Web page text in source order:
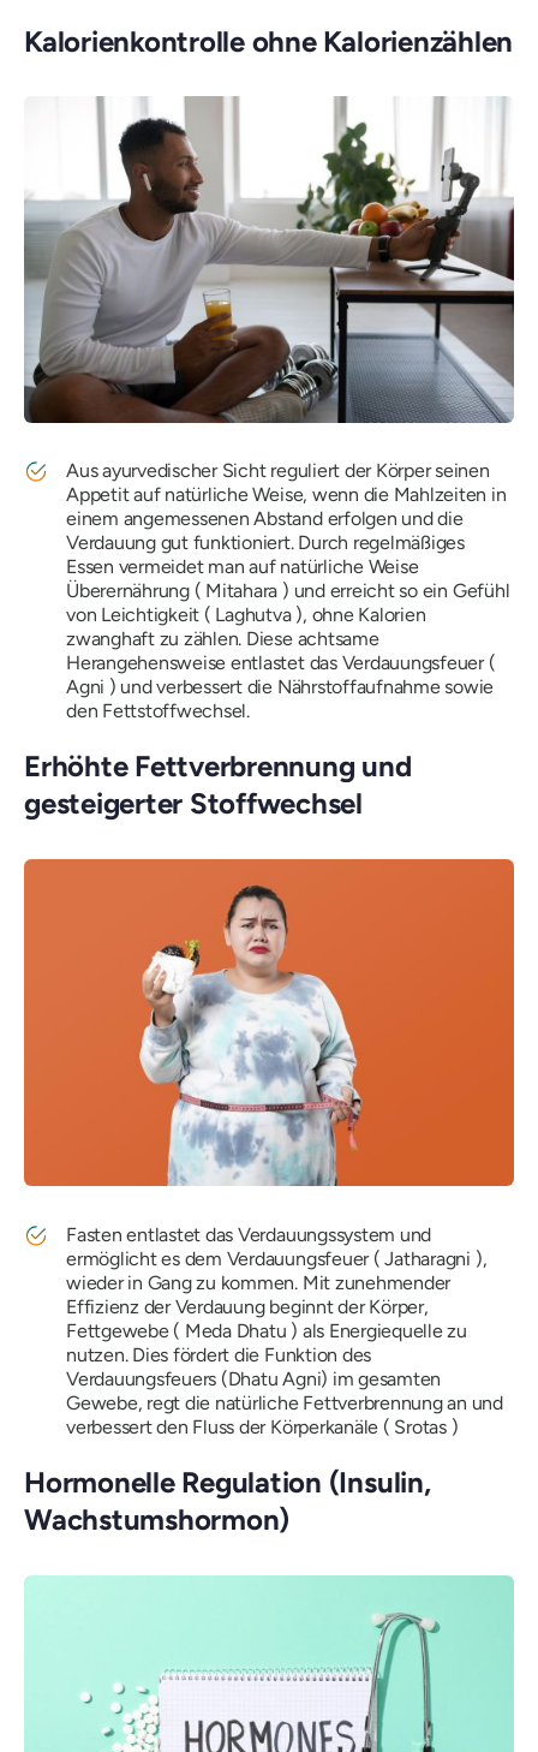
Kalorienkontrolle ohne Kalorienzählen
Aus ayurvedischer Sicht reguliert der Körper seinen
Appetit auf natürliche Weise, wenn die Mahlzeiten in
einem angemessenen Abstand erfolgen und die
Verdauung gut funktioniert. Durch regelmäßiges
Essen vermeidet man auf natürliche Weise
Überernährung ( Mitahara ) und erreicht so ein Gefühl
von Leichtigkeit ( Laghutva), ohne Kalorien
zwanghaft zu zählen. Diese achtsame
Herangehensweise entlastet das Verdauungsfeuer (
Agni ) und verbessert die Nährstoffaufnahme sowie
den Fettstoffwechsel.
Erhöhte Fettverbrennung und
gesteigerter Stoffwechsel
Fasten entlastet das Verdauungssystem und
ermöglicht es dem Verdauungsfeuer (Jatharagni ),
wieder in Gang zu kommen. Mit zunehmender
Effizienz der Verdauung beginnt der Körper,
Fettgewebe ( Meda Dhatu ) als Energiequelle zu
nutzen. Dies fördert die Funktion des
Verdauungsfeuers (Dhatu Agni) im gesamten
Gewebe, regt die natürliche Fettverbrennung an und
verbessert den Fluss der Körperkanäle ( Srotas)
Hormonelle Regulation (Insulin,
Wachstumshormon)